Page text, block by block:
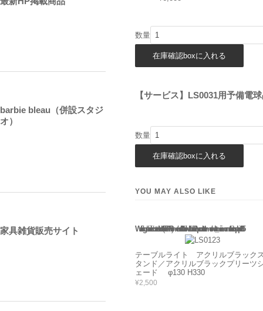
数量
【サービス】LS0031用予備電球
数量
YOU MAY ALSO LIKE
Warning: Use of undefined constant rand - assumed 'rand' (this will throw an Error in a future version of PHP) in/home/users/2/barbie/web/barbie2/wp-content/themes/welcart_minimum/functions.php135
テーブルライト アクリルブラック
タンド／アクリルブラックプリーツ
ェード φ130 H330
¥2,500
barbie bleau（併設スタジ
オ）
家具雑貨販売サイト